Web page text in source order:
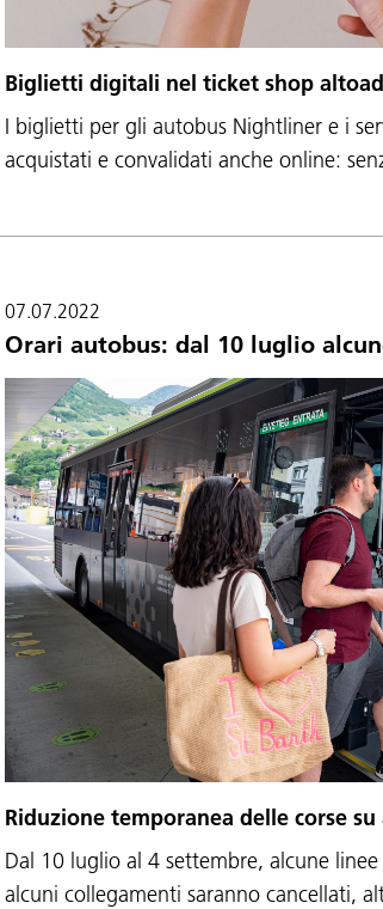
Biglietti digitali nel ticket shop
I biglietti per gli autobus Nightliner e i
acquistati e convalidati anche online:
07.07.2022
Orari autobus: dal 10 luglio
Riduzione temporanea delle corse
Dal 10 luglio al 4 settembre, alcune
alcuni collegamenti saranno cancellati,